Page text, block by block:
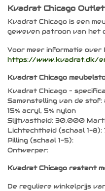
Kvadrat Chicago Outlet
Kvadrat Chicago is een
geweven patroon van het
Voor meer informatie over
https://www.kvadrat.dk/
Kvadrat Chicago
Kvadrat Chicago –
Samenstelling van de
15% acryl, 5% nylon
Slijtvastheid: 30.000
Lichtechtheid (schaal 1-8):
Pilling (schaal 1-5):
Ontwerper:
Kvadrat Chicago restant
De reguliere winkelprijs